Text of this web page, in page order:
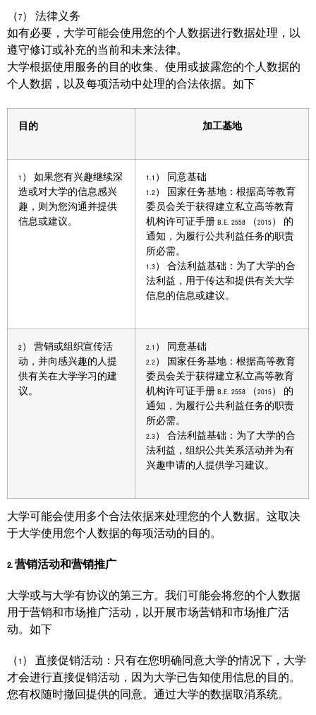
（7） 法律义务
如有必要，大学可能会使用您的个人数据进行数据处理，以
遵守修订或补充的当前和未来法律。
大学根据使用服务的目的收集、使用或披露您的个人数据的
个人数据，以及每项活动中处理的合法依据。如下
目的 加工基地
1） 如果您有兴趣继续深
造或对大学的信息感兴
趣，则为您沟通并提供
信息或建议。
1.1） 同意基础
1.2） 国家任务基地：根据高等教育
委员会关于获得建立私立高等教育
机构许可证手册 B.E. 2558 （2015） 的
通知，为履行公共利益任务的职责
所必需。
1.3） 合法利益基础：为了大学的合
法利益，用于传达和提供有关大学
信息的信息或建议。
2） 营销或组织宣传活
动，并向感兴趣的人提
供有关在大学学习的建
议。
2.1） 同意基础
2.2） 国家任务基地：根据高等教育
委员会关于获得建立私立高等教育
机构许可证手册 B.E. 2558 （2015） 的
通知，为履行公共利益任务的职责
所必需。
2.3） 合法利益基础：为了大学的合
法利益，组织公共关系活动并为有
兴趣申请的人提供学习建议。
大学可能会使用多个合法依据来处理您的个人数据。这取决
于大学使用您个人数据的每项活动的目的。
2. 营销活动和营销推广
大学或与大学有协议的第三方。我们可能会将您的个人数据
用于营销和市场推广活动，以开展市场营销和市场推广活
动。如下
（1） 直接促销活动：只有在您明确同意大学的情况下，大学
才会进行直接促销活动，因为大学已告知使用信息的目的。
您有权随时撤回提供的同意。通过大学的数据取消系统。